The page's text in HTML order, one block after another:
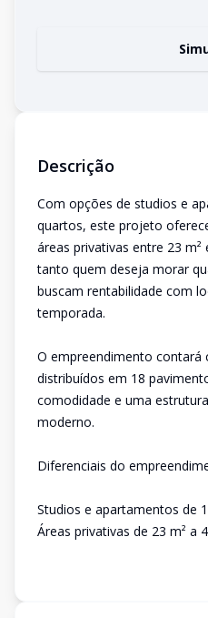
Descrição
Com opções de studios e
quartos, este projeto
áreas privativas entre 23 m²
tanto quem deseja morar
buscam rentabilidade com
temporada.
O empreendimento contará
distribuídos em 18
comodidade e uma
moderno.
Diferenciais do
Studios e apartamentos de
Áreas privativas de 23 m² a